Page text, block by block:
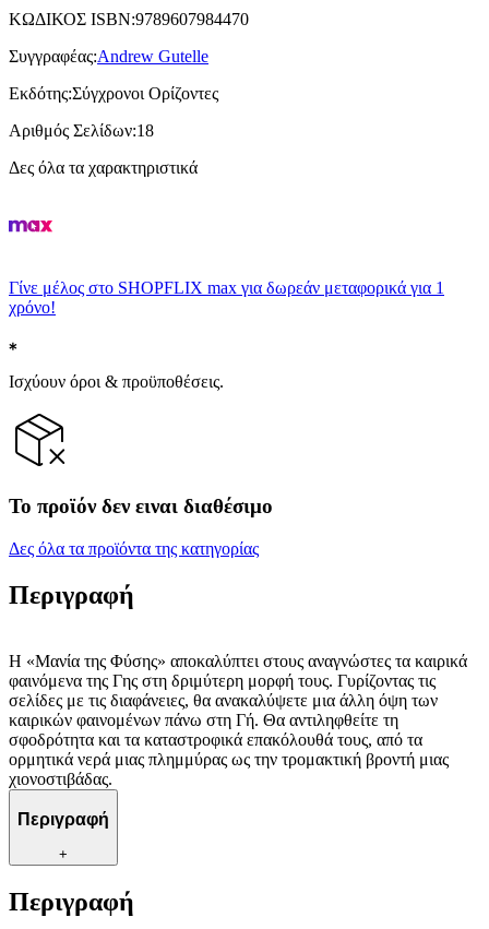
ΚΩΔΙΚΟΣ ISBN:9789607984470
Συγγραφέας:Andrew Gutelle
Εκδότης:Σύγχρονοι Ορίζοντες
Αριθμός Σελίδων:18
Δες όλα τα χαρακτηριστικά
Γίνε μέλος στο SHOPFLIX max για δωρεάν μεταφορικά για 1
χρόνο!
Ισχύουν όροι & προϋποθέσεις.
Το προϊόν δεν ειναι διαθέσιμο
Δες όλα τα προϊόντα της κατηγορίας
Περιγραφή
Η «Μανία της Φύσης» αποκαλύπτει στους αναγνώστες τα καιρικά
φαινόμενα της Γης στη δριμύτερη μορφή τους. Γυρίζοντας τις
σελίδες με τις διαφάνειες, θα ανακαλύψετε μια άλλη όψη των
καιρικών φαινομένων πάνω στη Γή. Θα αντιληφθείτε τη
σφοδρότητα και τα καταστροφικά επακόλουθά τους, από τα
ορμητικά νερά μιας πλημμύρας ως την τρομακτική βροντή μιας
χιονοστιβάδας.
Περιγραφή
+
Περιγραφή